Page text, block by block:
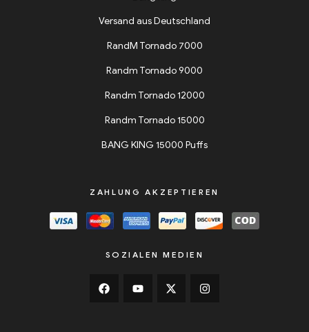
Versand aus Deutschland
RandM Tornado 7000
Randm Tornado 9000
Randm Tornado 12000
Randm Tornado 15000
BANG KING 15000 Puffs
ZAHLUNG AKZEPTIEREN
SOZIALEN MEDIEN